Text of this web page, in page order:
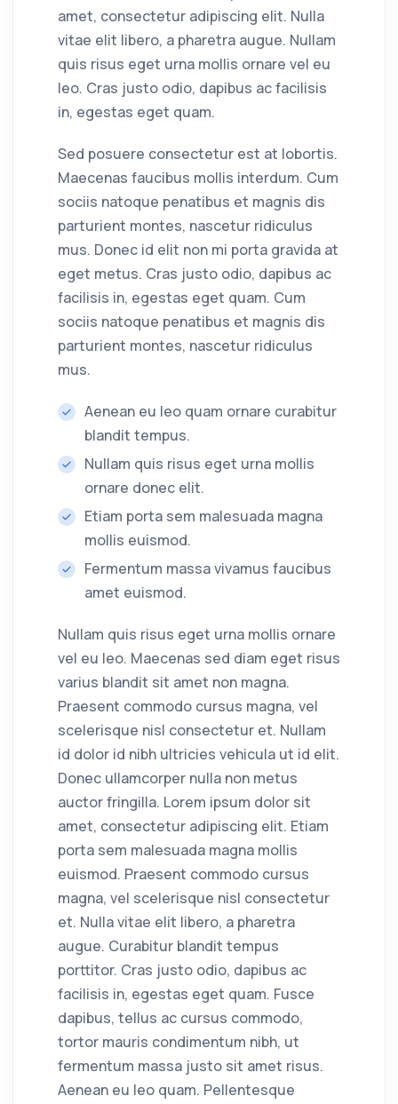
amet, consectetur adipiscing elit. Nulla
vitae elit libero, a pharetra augue. Nullam
quis risus eget urna mollis ornare vel eu
leo. Cras justo odio, dapibus ac facilisis
in, egestas eget quam.
Sed posuere consectetur est at lobortis.
Maecenas faucibus mollis interdum. Cum
sociis natoque penatibus et magnis dis
parturient montes, nascetur ridiculus
mus. Donec id elit non mi porta gravida at
eget metus. Cras justo odio, dapibus ac
facilisis in, egestas eget quam. Cum
sociis natoque penatibus et magnis dis
parturient montes, nascetur ridiculus
mus.
Aenean eu leo quam ornare curabitur
blandit tempus.
Nullam quis risus eget urna mollis
ornare donec elit.
Etiam porta sem malesuada magna
mollis euismod.
Fermentum massa vivamus faucibus
amet euismod.
Nullam quis risus eget urna mollis ornare
vel eu leo. Maecenas sed diam eget risus
varius blandit sit amet non magna.
Praesent commodo cursus magna, vel
scelerisque nisl consectetur et. Nullam
id dolor id nibh ultricies vehicula ut id elit.
Donec ullamcorper nulla non metus
auctor fringilla. Lorem ipsum dolor sit
amet, consectetur adipiscing elit. Etiam
porta sem malesuada magna mollis
euismod. Praesent commodo cursus
magna, vel scelerisque nisl consectetur
et. Nulla vitae elit libero, a pharetra
augue. Curabitur blandit tempus
porttitor. Cras justo odio, dapibus ac
facilisis in, egestas eget quam. Fusce
dapibus, tellus ac cursus commodo,
tortor mauris condimentum nibh, ut
fermentum massa justo sit amet risus.
Aenean eu leo quam. Pellentesque